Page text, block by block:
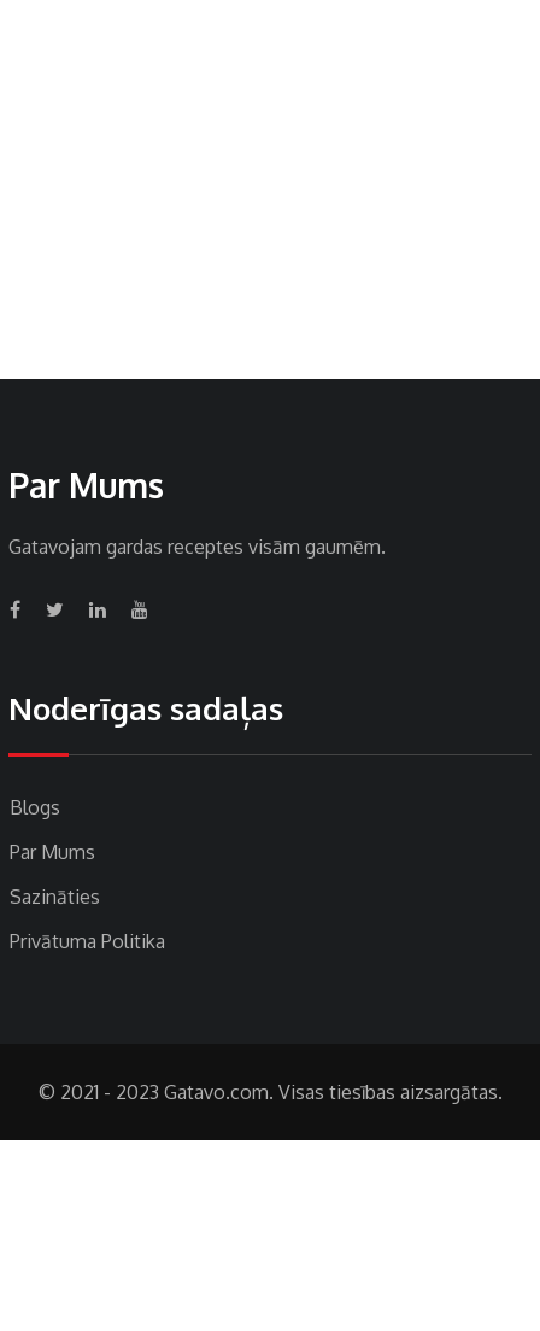
Par Mums
Gatavojam gardas receptes visām gaumēm.
Noderīgas sadaļas
Blogs
Par Mums
Sazināties
Privātuma Politika
© 2021 - 2023 Gatavo.com. Visas tiesības aizsargātas.